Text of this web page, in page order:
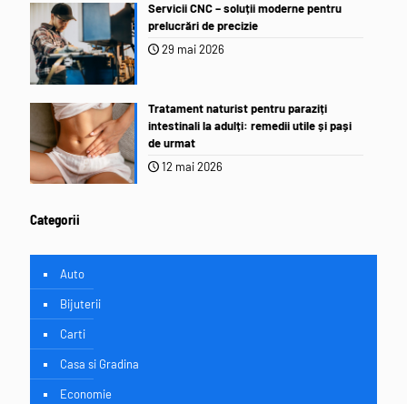
Servicii CNC – soluții moderne pentru
prelucrări de precizie
29 mai 2026
Tratament naturist pentru paraziți
intestinali la adulți: remedii utile și pași
de urmat
12 mai 2026
Categorii
Auto
Bijuterii
Carti
Casa si Gradina
Economie